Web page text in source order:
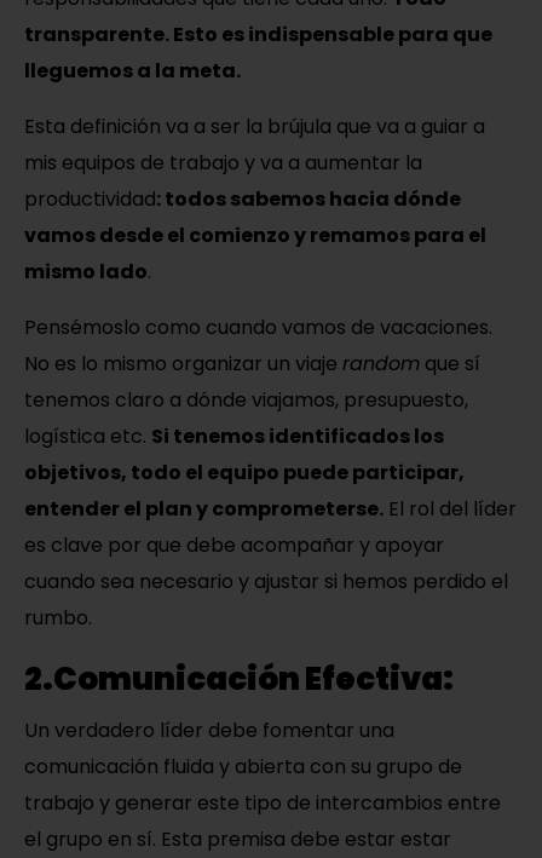
transparente. Esto es indispensable para que
lleguemos a la meta.
Esta definición va a ser la brújula que va a guiar a
mis equipos de trabajo y va a aumentar la
productividad: todos sabemos hacia dónde
vamos desde el comienzo y remamos para el
mismo lado.
Pensémoslo como cuando vamos de vacaciones.
No es lo mismo organizar un viaje random que sí
tenemos claro a dónde viajamos, presupuesto,
logística etc. Si tenemos identificados los
objetivos, todo el equipo puede participar,
entender el plan y comprometerse. El rol del líder
es clave por que debe acompañar y apoyar
cuando sea necesario y ajustar si hemos perdido el
rumbo.
2.Comunicación Efectiva:
Un verdadero líder debe fomentar una
comunicación fluida y abierta con su grupo de
trabajo y generar este tipo de intercambios entre
el grupo en sí. Esta premisa debe estar estar